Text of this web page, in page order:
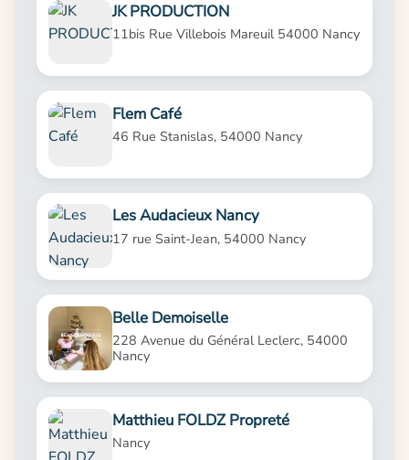
JK PRODUCTION
11bis Rue Villebois Mareuil 54000 Nancy
Flem Café
46 Rue Stanislas, 54000 Nancy
Les Audacieux Nancy
17 rue Saint-Jean, 54000 Nancy
Belle Demoiselle
228 Avenue du Général Leclerc, 54000
Nancy
Matthieu FOLDZ Propreté
Nancy